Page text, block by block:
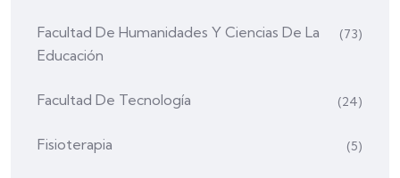
Facultad De Humanidades Y Ciencias De La
Educación
(73)
Facultad De Tecnología (24)
Fisioterapia (5)